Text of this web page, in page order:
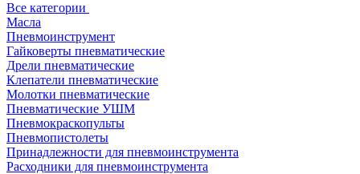
Все категории
Масла
Пневмоинструмент
Гайковерты пневматические
Дрели пневматические
Клепатели пневматические
Молотки пневматические
Пневматические УШМ
Пневмокраскопульты
Пневмопистолеты
Принадлежности для пневмоинструмента
Расходники для пневмоинструмента